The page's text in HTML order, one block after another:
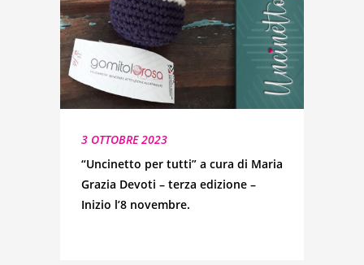
3 OTTOBRE 2023
“Uncinetto per tutti” a cura di Maria
Grazia Devoti – terza edizione –
Inizio l’8 novembre.